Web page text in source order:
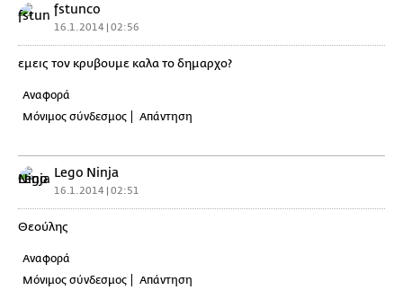
fstunco
16.1.2014 | 02:56
εμεις τον κρυβουμε καλα το δημαρχο?
Αναφορά
Μόνιμος σύνδεσμος
Απάντηση
Lego Ninja
16.1.2014 | 02:51
Θεούλης
Αναφορά
Μόνιμος σύνδεσμος
Απάντηση